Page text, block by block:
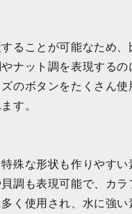
ることが可能なため
ナット調を表現する
のボタンをたくさん
す。
殊な形状も作りやす
調も表現可能で、カ
く使用され、水に強